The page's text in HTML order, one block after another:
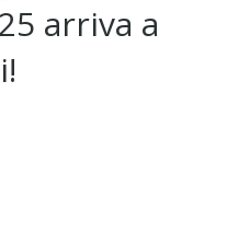
arriva a